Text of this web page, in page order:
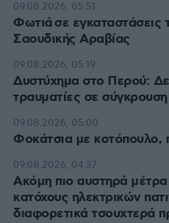
Φωτιά σε εγκαταστάσεις
Σαουδικής Αραβίας
09.08.2026, 05:51
Δυστύχημα στο Περού:
τραυματίες σε
09.08.2026, 05:19
Φοκάτσια με κοτόπουλο,
09.08.2026, 05:00
Ακόμη πιο αυστηρά
κατόχους ηλεκτρικών
διαφορετικά τσουχτερά
09.08.2026, 04:37